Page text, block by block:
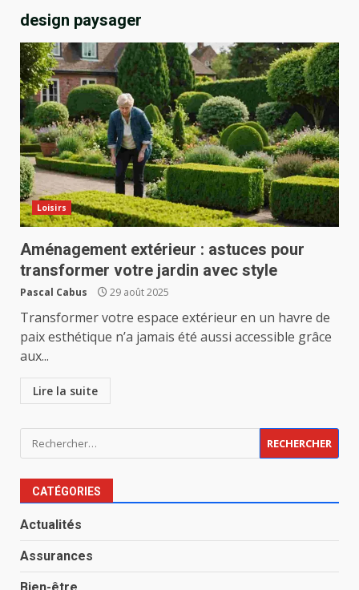
design paysager
Loisirs
Aménagement extérieur : astuces pour
transformer votre jardin avec style
Pascal Cabus 29 août 2025
Transformer votre espace extérieur en un havre de
paix esthétique n’a jamais été aussi accessible grâce
aux...
Lire la suite
Rechercher :
CATÉGORIES
Actualités
Assurances